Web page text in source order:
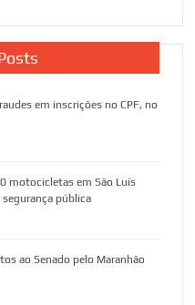
em inscrições no CPF, no
motocicletas em São Luís
pública
ao Senado pelo Maranhão